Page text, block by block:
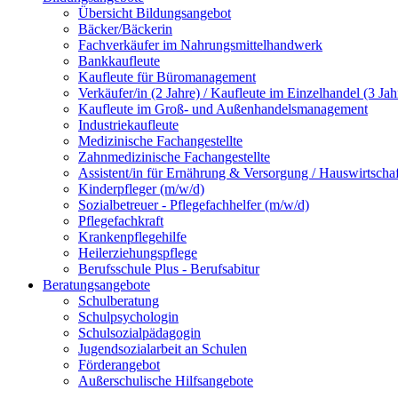
Übersicht Bildungsangebot
Bäcker/Bäckerin
Fachverkäufer im Nahrungsmittelhandwerk
Bankkaufleute
Kaufleute für Büromanagement
Verkäufer/in (2 Jahre) / Kaufleute im Einzelhandel (3
Kaufleute im Groß- und Außenhandelsmanagement
Industriekaufleute
Medizinische Fachangestellte
Zahnmedizinische Fachangestellte
Assistent/in für Ernährung & Versorgung /
Kinderpfleger (m/w/d)
Sozialbetreuer - Pflegefachhelfer (m/w/d)
Pflegefachkraft
Krankenpflegehilfe
Heilerziehungspflege
Berufsschule Plus - Berufsabitur
Beratungsangebote
Schulberatung
Schulpsychologin
Schulsozialpädagogin
Jugendsozialarbeit an Schulen
Förderangebot
Außerschulische Hilfsangebote